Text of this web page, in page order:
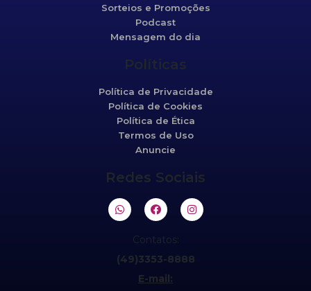
Sorteios e Promoções
Podcast
Mensagem do dia
Políticas
Política de Privacidade
Política de Cookies
Política de Ética
Termos de Uso
Anuncie
Redes Sociais
Contatos:
(49)3353-8888
E-mail: